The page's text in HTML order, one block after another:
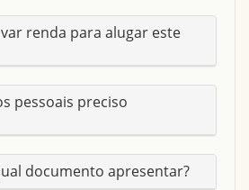
renda para alugar este
pessoais preciso
documento apresentar?